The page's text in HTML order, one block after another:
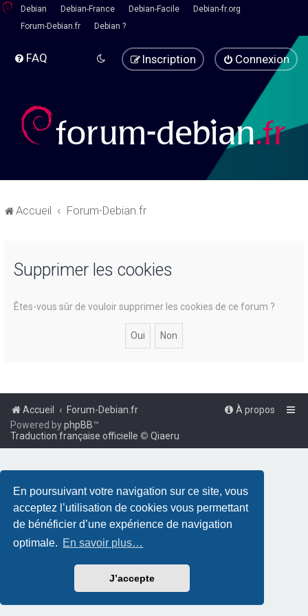
En poursuivant votre navigation sur ce site, vous
acceptez l’utilisation de cookies vous permettant
de bénéficier d’une expérience de navigation
optimale. En savoir plus…
J’accepte
Debian Debian-France Debian-Facile
Debian-fr.org
Forum-Debian.fr
Debian ?
FAQ Connexion
Inscription
Accueil Forum-Debian.fr
Supprimer les cookies
Êtes-vous sûr de vouloir supprimer les cookies de ce forum ?
Accueil Forum-Debian.fr
À propos
Powered byphpBB™
Traduction française officielle © Qiaeru